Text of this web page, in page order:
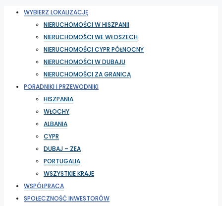
WYBIERZ LOKALIZACJĘ
NIERUCHOMOŚCI W HISZPANII
NIERUCHOMOŚCI WE WŁOSZECH
NIERUCHOMOŚCI CYPR PÓŁNOCNY
NIERUCHOMOŚCI W DUBAJU
NIERUCHOMOŚCI ZA GRANICĄ
PORADNIKI I PRZEWODNIKI
HISZPANIA
WŁOCHY
ALBANIA
CYPR
DUBAJ – ZEA
PORTUGALIA
WSZYSTKIE KRAJE
WSPÓŁPRACA
SPOŁECZNOŚĆ INWESTORÓW